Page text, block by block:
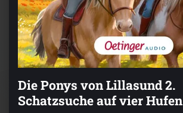
Die Ponys von Lillasund 2.
Schatzsuche auf vier Hufen